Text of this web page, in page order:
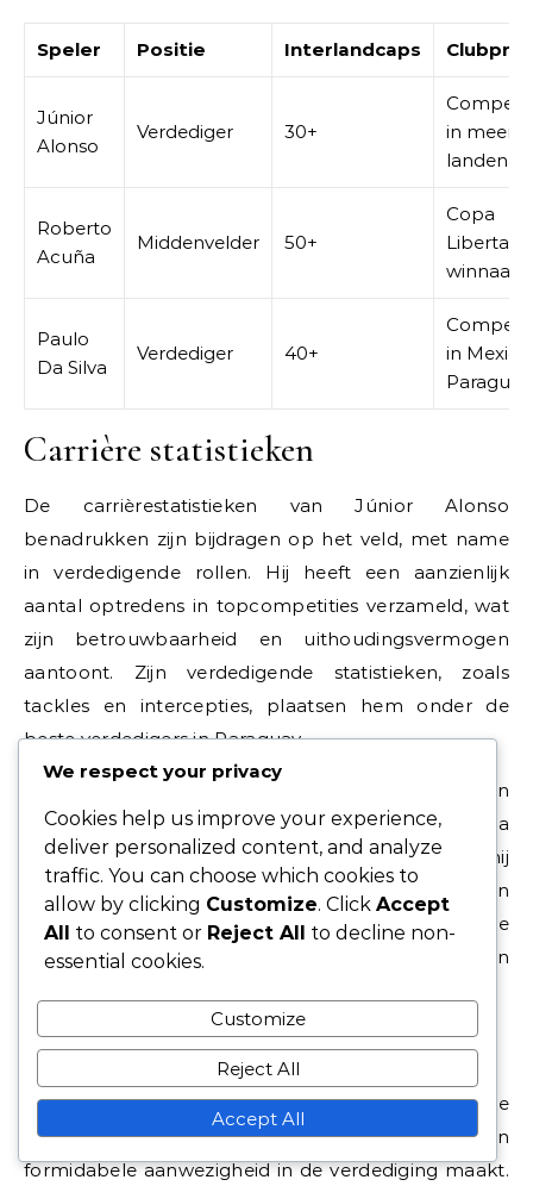
Speler Positie Interlandcaps
Júnior
Alonso
Verdediger 30+
in
landen
Roberto
Acuña
Middenvelder 50+
Copa
winnaar
Paulo
Da Silva
Verdediger 40+
in
Paraguay
Carrière statistieken
De carrièrestatistieken van Júnior Alonso
benadrukken zijn bijdragen op het veld, met name
in verdedigende rollen. Hij heeft een aanzienlijk
aantal optredens in topcompetities verzameld, wat
zijn betrouwbaarheid en uithoudingsvermogen
aantoont. Zijn verdedigende statistieken, zoals
tackles en intercepties, plaatsen hem onder de
beste verdedigers in Paraguay.
In clubcompetities heeft Alonso deelgenomen aan
verschillende toernooien, waaronder de Copa
Libertadores en nationale competities, waar hij
consistent op hoog niveau heeft gepresteerd. Zijn
vermogen om zich aan te passen aan verschillende
speelstijlen heeft hem in staat gesteld om te gedijen
Analyse van speelstijl
Alonso staat bekend om zijn sterke
tackelvaardigheden en luchtkracht, wat hem een
formidabele aanwezigheid in de verdediging maakt.
We respect your privacy
Cookies help us improve your experience,
deliver personalized content, and analyze
traffic. You can choose which cookies to
allow by clicking Customize. Click Accept
All to consent or Reject All to decline non-
essential cookies.
Customize
Reject All
Accept All